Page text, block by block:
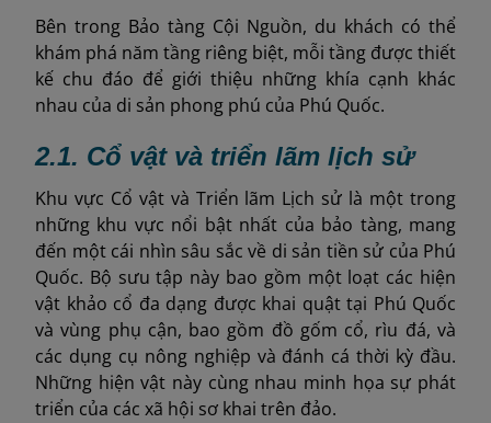
Bên trong Bảo tàng Cội Nguồn, du khách có thể
khám phá năm tầng riêng biệt, mỗi tầng được thiết
kế chu đáo để giới thiệu những khía cạnh khác
nhau của di sản phong phú của Phú Quốc.
2.1. Cổ vật và triển lãm lịch sử
Khu vực Cổ vật và Triển lãm Lịch sử là một trong
những khu vực nổi bật nhất của bảo tàng, mang
đến một cái nhìn sâu sắc về di sản tiền sử của Phú
Quốc. Bộ sưu tập này bao gồm một loạt các hiện
vật khảo cổ đa dạng được khai quật tại Phú Quốc
và vùng phụ cận, bao gồm đồ gốm cổ, rìu đá, và
các dụng cụ nông nghiệp và đánh cá thời kỳ đầu.
Những hiện vật này cùng nhau minh họa sự phát
triển của các xã hội sơ khai trên đảo.